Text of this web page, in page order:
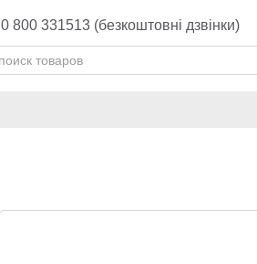
0 800 331513 (безкоштовні дзвінки)